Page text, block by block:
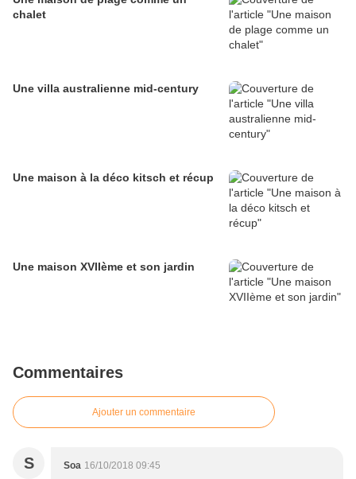
chalet
Une villa australienne mid-century
Une maison à la déco kitsch et récup
Une maison XVIIème et son jardin
Commentaires
Ajouter un commentaire
S Soa 16/10/2018 09:45